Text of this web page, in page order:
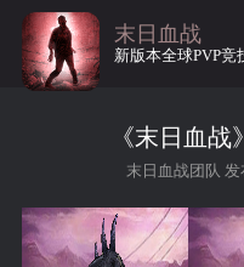
末日血战
新版本全球PVP竞
《末日血
末日血战团队